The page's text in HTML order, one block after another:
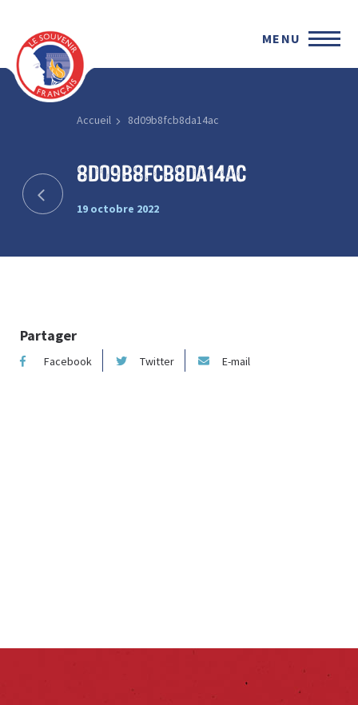
MENU
Accueil 8d09b8fcb8da14ac
8d09b8fcb8da14ac
19 octobre 2022
Partager
Facebook Twitter E-mail